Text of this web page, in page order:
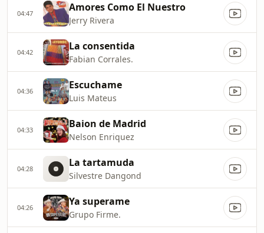
04:47 Amores Como El Nuestro
Jerry Rivera
04:42 La consentida
Fabian Corrales.
04:36 Escuchame
Luis Mateus
04:33 Baion de Madrid
Nelson Enriquez
04:28 La tartamuda
Silvestre Dangond
04:26 Ya superame
Grupo Firme.